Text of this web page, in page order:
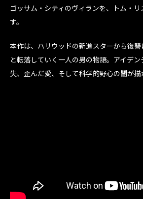
ゴッサム・シティのヴィランを、トム・
す。
本作は、ハリウッドの新進スターから復
と転落していく一人の男の物語。アイデ
失、歪んだ愛、そして科学的野心の闇が描